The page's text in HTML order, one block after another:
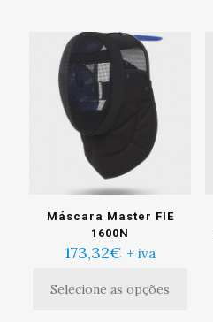
Máscara Master FIE
1600N
173,32€ + iva
Selecione as opções